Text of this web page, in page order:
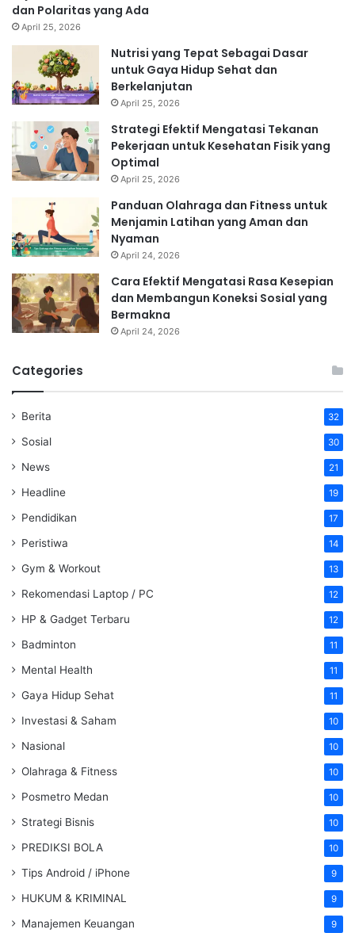
dan Polaritas yang Ada
April 25, 2026
Nutrisi yang Tepat Sebagai Dasar
untuk Gaya Hidup Sehat dan
Berkelanjutan
April 25, 2026
Strategi Efektif Mengatasi Tekanan
Pekerjaan untuk Kesehatan Fisik yang
Optimal
April 25, 2026
Panduan Olahraga dan Fitness untuk
Menjamin Latihan yang Aman dan
Nyaman
April 24, 2026
Cara Efektif Mengatasi Rasa Kesepian
dan Membangun Koneksi Sosial yang
Bermakna
April 24, 2026
Categories
Berita 32
Sosial 30
News 21
Headline 19
Pendidikan 17
Peristiwa 14
Gym & Workout 13
Rekomendasi Laptop / PC 12
HP & Gadget Terbaru 12
Badminton 11
Mental Health 11
Gaya Hidup Sehat 11
Investasi & Saham 10
Nasional 10
Olahraga & Fitness 10
Posmetro Medan 10
Strategi Bisnis 10
PREDIKSI BOLA 10
Tips Android / iPhone 9
HUKUM & KRIMINAL 9
Manajemen Keuangan 9